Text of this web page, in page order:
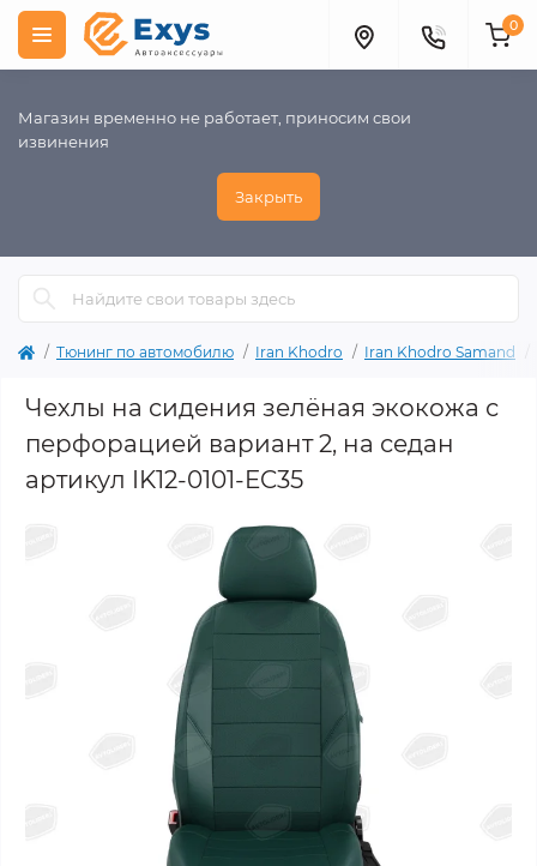
Магазин временно не работает, приносим свои
извинения
Закрыть
0
Тюнинг по автомобилю Iran Khodro Iran Khodro Samand
Чехлы на сидения зелёная экокожа с
перфорацией вариант 2, на седан
артикул IK12-0101-EC35